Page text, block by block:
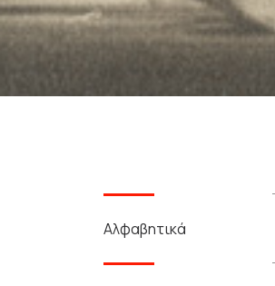
Αλφαβητικά